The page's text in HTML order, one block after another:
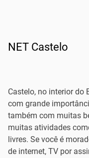
NET Castelo
Castelo, no interior do
com grande
também com muitas
muitas atividades
livres. Se você é
de internet, TV por